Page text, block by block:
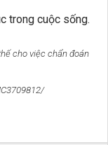
trong cuộc sống.
cho việc chẩn đoán